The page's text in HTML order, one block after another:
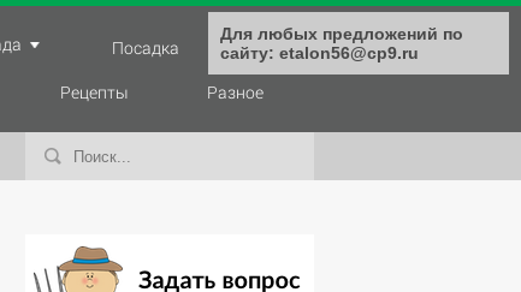
Посадка
Уход
Рецепты Разное
Для любых предложений по
сайту: etalon56@cp9.ru